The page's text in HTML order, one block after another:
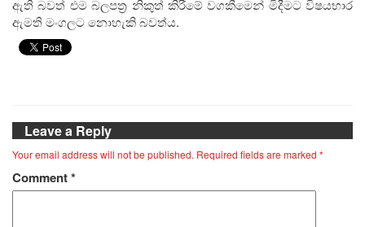
ඇති බවත් එම බලපත්‍ර නිකුත් කිරීමේ වගකීමෙන් මිදීමට විෂයභාර
ඇමති මංගලට නොහැකි බවත්ය.
Leave a Reply
Your email address will not be published. Required fields are marked *
Comment*